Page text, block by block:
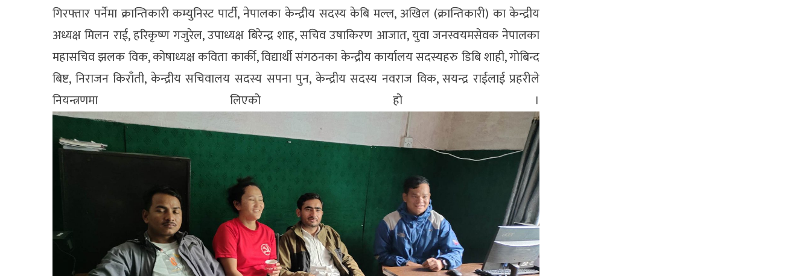
गिरफ्तार पर्नेमा क्रान्तिकारी कम्युनिस्ट पार्टी, नेपालका केन्द्रीय सदस्य केबि मल्ल, अखिल (क्रान्तिकारी) का केन्द्रीय
अध्यक्ष मिलन राई, हरिकृष्ण गजुरेल, उपाध्यक्ष बिरेन्द्र शाह, सचिव उषाकिरण आजात, युवा जनस्वयमसेवक नेपालका
महासचिव झलक विक, कोषाध्यक्ष कविता कार्की, विद्यार्थी संगठनका केन्द्रीय कार्यालय सदस्यहरु डिबि शाही, गोबिन्द
बिष्ट, निराजन किराँती, केन्द्रीय सचिवालय सदस्य सपना पुन, केन्द्रीय सदस्य नवराज विक, सयन्द्र राईलाई प्रहरीले
नियन्त्रणमा लिएको हो ।